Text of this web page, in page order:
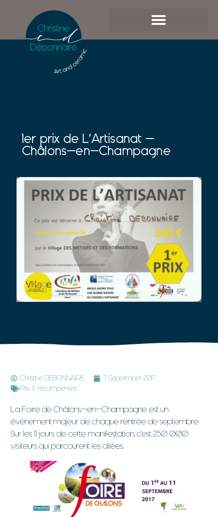
1er prix de L’Artisanat –
Châlons-en-Champagne
Christine DEBONNAIRE
7 September 2017
Prix & récompenses
La Foire de Châlons-en-Champagne est un
évènement majeur de chaque rentrée de septembre.
Sur les 11 jours de cette manifestation, c’est 250 000
visiteurs qui parcourent les allées.